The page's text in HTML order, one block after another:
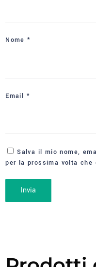
Nome*
Email *
Salva il mio nome,
per la prossima volta che